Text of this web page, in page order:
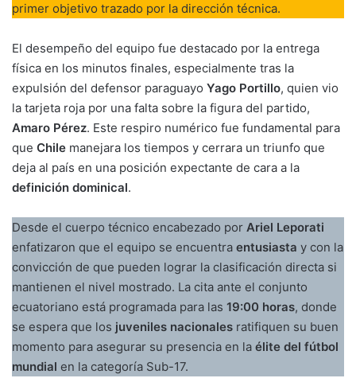
primer objetivo trazado por la dirección técnica.
El desempeño del equipo fue destacado por la entrega
física en los minutos finales, especialmente tras la
expulsión del defensor paraguayo Yago Portillo, quien vio
la tarjeta roja por una falta sobre la figura del partido,
Amaro Pérez. Este respiro numérico fue fundamental para
que Chile manejara los tiempos y cerrara un triunfo que
deja al país en una posición expectante de cara a la
definición dominical.
Desde el cuerpo técnico encabezado por Ariel Leporati
enfatizaron que el equipo se encuentra entusiasta y con la
convicción de que pueden lograr la clasificación directa si
mantienen el nivel mostrado. La cita ante el conjunto
ecuatoriano está programada para las 19:00 horas, donde
se espera que los juveniles nacionales ratifiquen su buen
momento para asegurar su presencia en la élite del fútbol
mundial en la categoría Sub-17.